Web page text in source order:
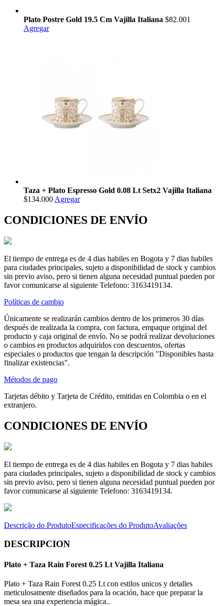
Plato Postre Gold 19.5 Cm Vajilla Italiana $82.001
Agregar
Taza + Plato Espresso Gold 0.08 Lt Setx2 Vajilla Italiana
$134.000 Agregar
CONDICIONES DE ENVÍO
El tiempo de entrega es de 4 dias habiles en Bogota y 7 dias habiles
para ciudades principales, sujeto a disponibilidad de stock y cambios
sin previo aviso, pero si tienen alguna necesidad puntual pueden por
favor comunicarse al siguiente Telefono: 3163419134.
Políticas de cambio
Únicamente se realizarán cambios dentro de los primeros 30 días
después de realizada la compra, con factura, empaque original del
producto y caja original de envío. No se podrá realizar devoluciones
o cambios en productos adquiridos con descuentos, ofertas
especiales o productos que tengan la descripción "Disponibles hasta
finalizar existencias".
Métodos de pago
Tarjetas débito y Tarjeta de Crédito, emitidas en Colombia o en el
extranjero.
CONDICIONES DE ENVÍO
El tiempo de entrega es de 4 dias habiles en Bogota y 7 dias habiles
para ciudades principales, sujeto a disponibilidad de stock y cambios
sin previo aviso, pero si tienen alguna necesidad puntual pueden por
favor comunicarse al siguiente Telefono: 3163419134.
Descrição do ProdutoEspecificações do ProdutoAvaliações
DESCRIPCION
Plato + Taza Rain Forest 0.25 Lt Vajilla Italiana
Plato + Taza Rain Forest 0.25 Lt con estilos unicos y detalles
meticulosamente diseñados para la ocación, hace que preparar la
mesa sea una experiencia mágica..